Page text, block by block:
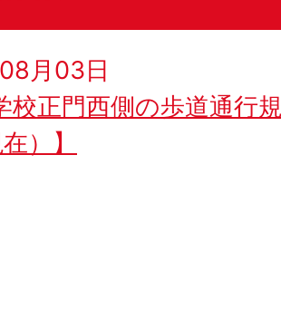
月03日
校正門西側の歩道通行
）】